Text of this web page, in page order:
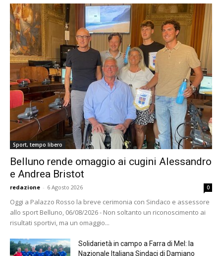
Sport, tempo libero
Belluno rende omaggio ai cugini Alessandro
e Andrea Bristot
redazione - 6 Agosto 2026 0
Oggi a Palazzo Rosso la breve cerimonia con Sindaco e assessore
allo sport Belluno, 06/08/2026 - Non soltanto un riconoscimento ai
risultati sportivi, ma un omaggio...
Solidarietà in campo a Farra di Mel: la
Nazionale Italiana Sindaci di Damiano